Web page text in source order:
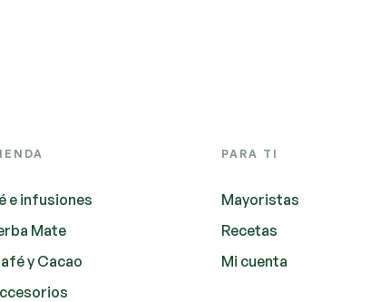
e infusiones
Mate
y Cacao
PARA TI
Mayoristas
Recetas
Mi cuenta